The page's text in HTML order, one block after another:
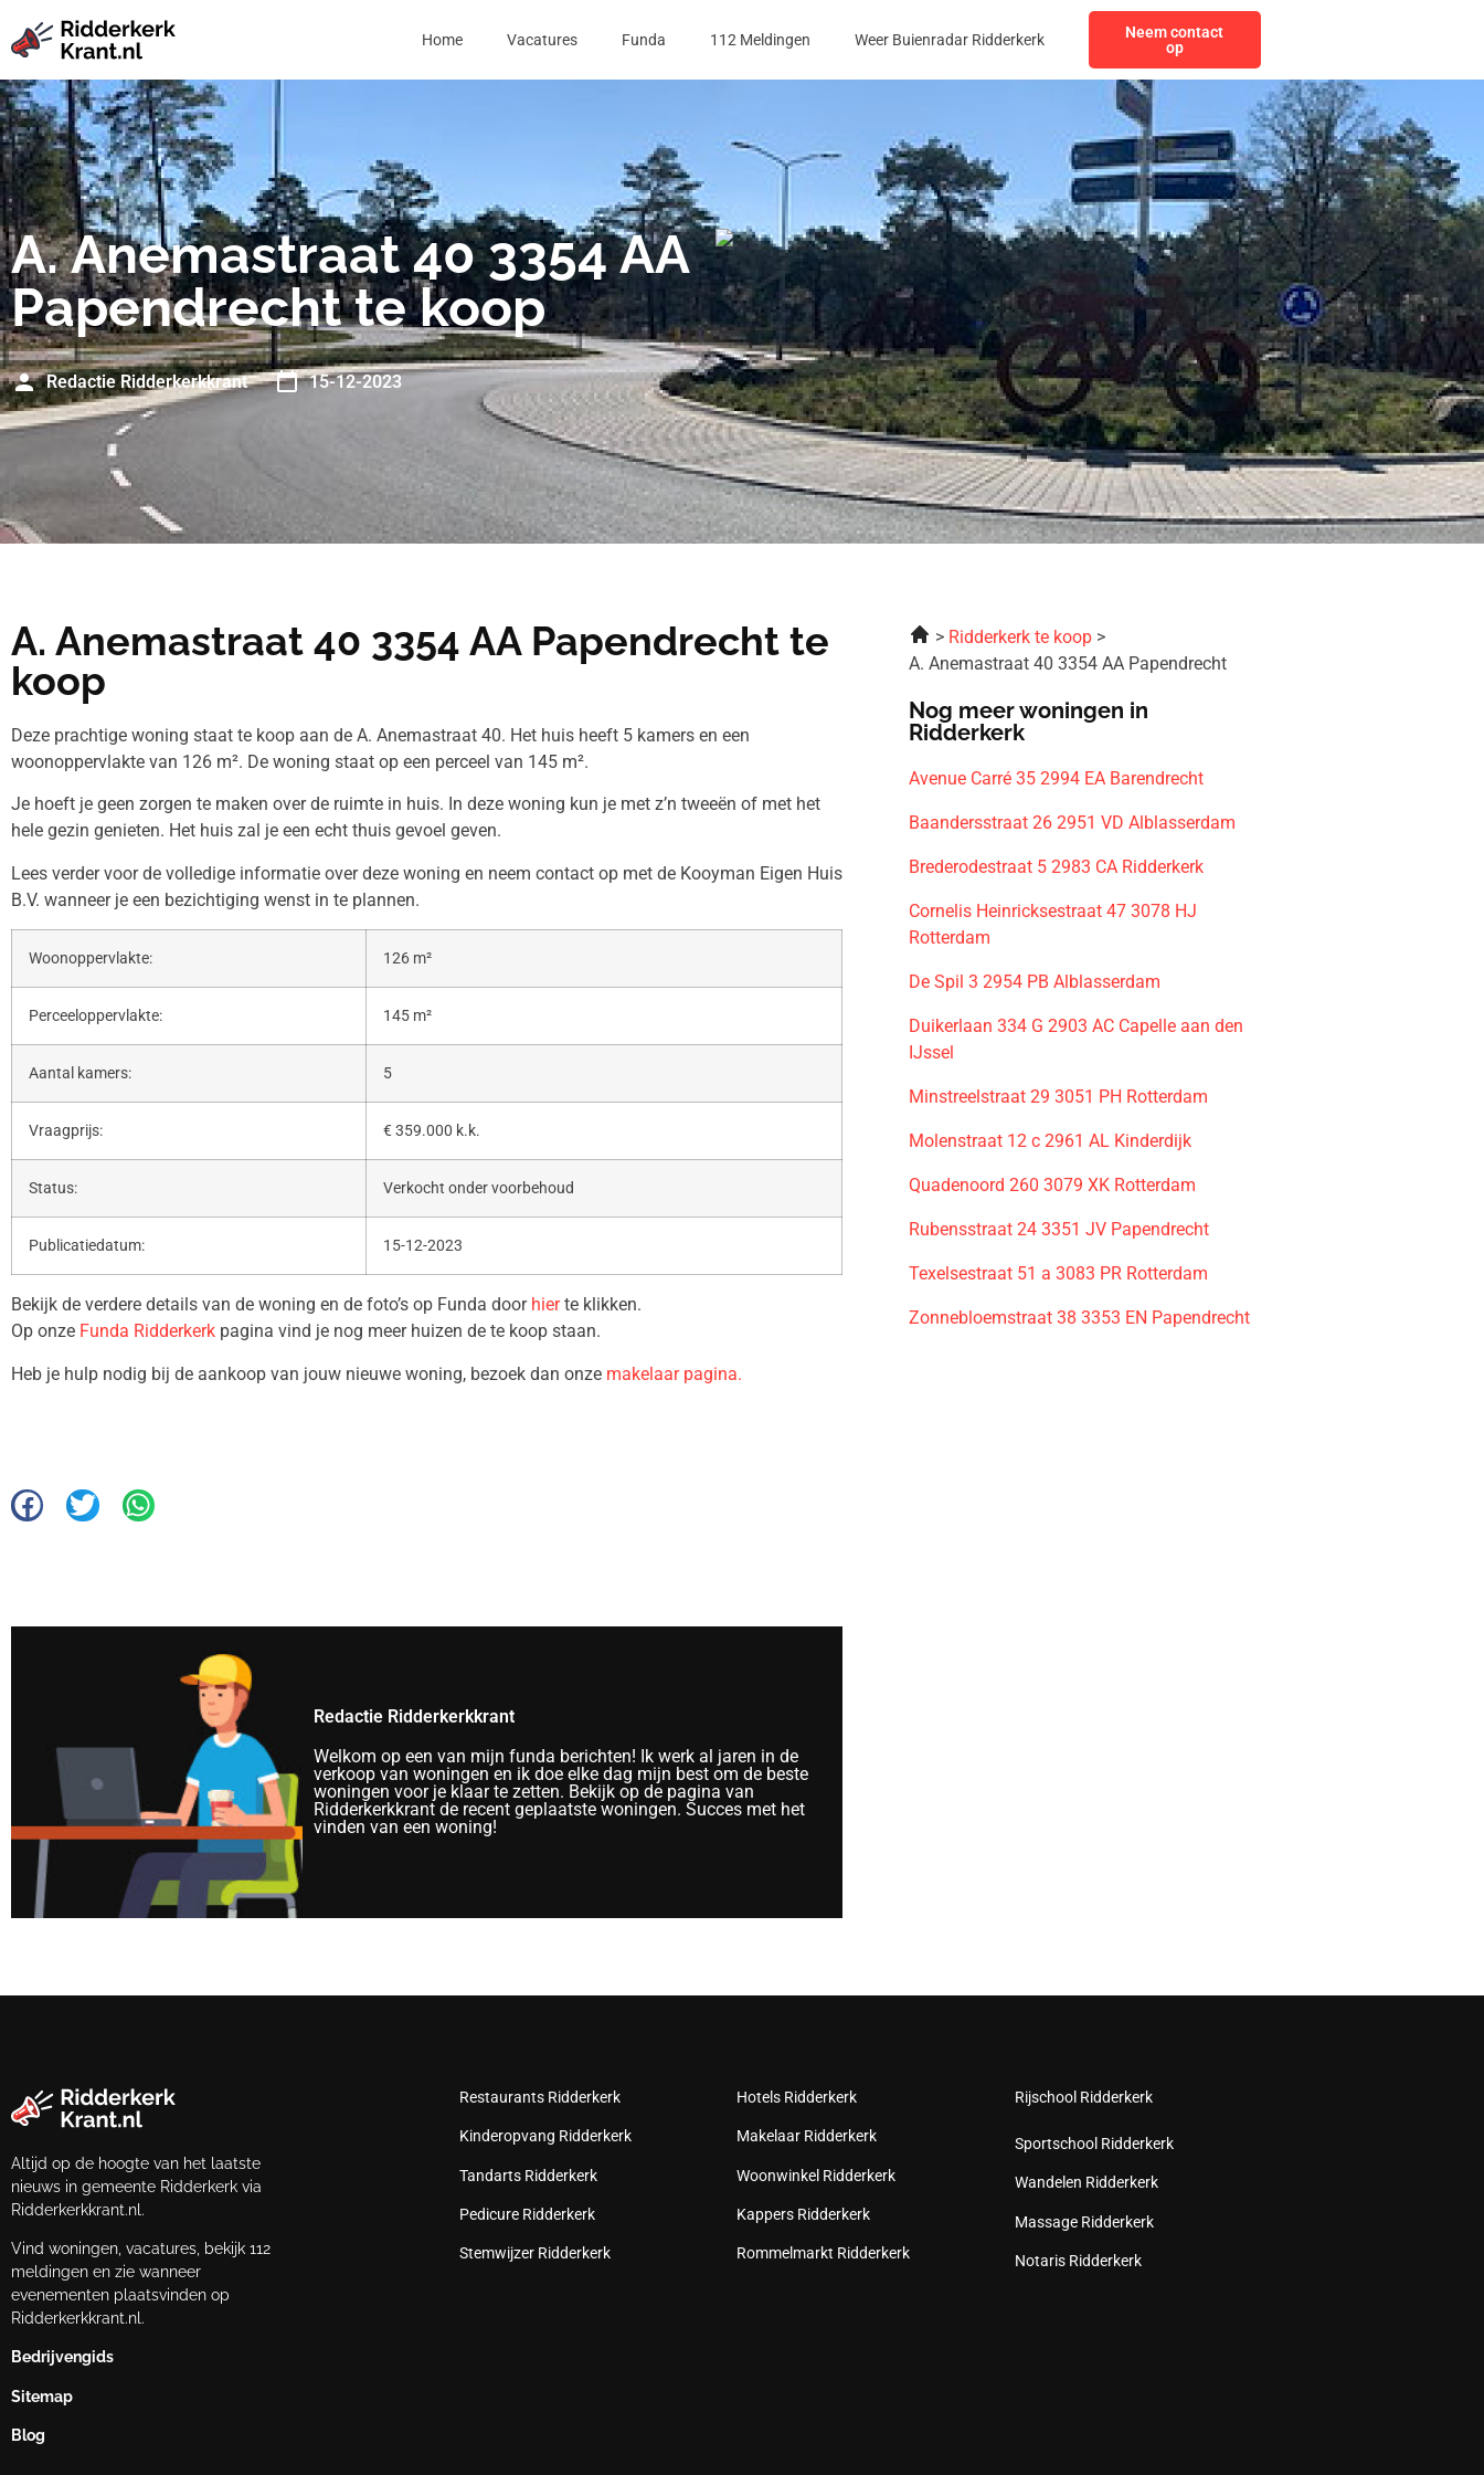
Home Vacatures Funda 112 Meldingen Weer Buienradar Ridderkerk
Neem contact
op
A. Anemastraat 40 3354 AA
Papendrecht te koop
Redactie Ridderkerkkrant 15-12-2023
A. Anemastraat 40 3354 AA Papendrecht te
koop
Deze prachtige woning staat te koop aan de A. Anemastraat 40. Het huis heeft 5 kamers en een
woonoppervlakte van 126 m². De woning staat op een perceel van 145 m².
Je hoeft je geen zorgen te maken over de ruimte in huis. In deze woning kun je met z’n tweeën of met het
hele gezin genieten. Het huis zal je een echt thuis gevoel geven.
Lees verder voor de volledige informatie over deze woning en neem contact op met de Kooyman Eigen Huis
B.V. wanneer je een bezichtiging wenst in te plannen.
Woonoppervlakte: 126 m²
Perceeloppervlakte: 145 m²
Aantal kamers: 5
Vraagprijs: € 359.000 k.k.
Status: Verkocht onder voorbehoud
Publicatiedatum: 15-12-2023
Bekijk de verdere details van de woning en de foto’s op Funda door hierte klikken.
Op onze Funda Ridderkerk pagina vind je nog meer huizen de te koop staan.
Heb je hulp nodig bij de aankoop van jouw nieuwe woning, bezoek dan onze makelaar pagina.
Redactie Ridderkerkkrant
Welkom op een van mijn funda berichten! Ik werk al jaren in de
verkoop van woningen en ik doe elke dag mijn best om de beste
woningen voor je klaar te zetten. Bekijk op de pagina van
Ridderkerkkrant de recent geplaatste woningen. Succes met het
vinden van een woning!
Ridderkerk te koop
A. Anemastraat 40 3354 AA Papendrecht
Nog meer woningen in
Ridderkerk
Avenue Carré 35 2994 EA Barendrecht
Baandersstraat 26 2951 VD Alblasserdam
Brederodestraat 5 2983 CA Ridderkerk
Cornelis Heinricksestraat 47 3078 HJ
Rotterdam
De Spil 3 2954 PB Alblasserdam
Duikerlaan 334 G 2903 AC Capelle aan den
IJssel
Minstreelstraat 29 3051 PH Rotterdam
Molenstraat 12 c 2961 AL Kinderdijk
Quadenoord 260 3079 XK Rotterdam
Rubensstraat 24 3351 JV Papendrecht
Texelsestraat 51 a 3083 PR Rotterdam
Zonnebloemstraat 38 3353 EN Papendrecht
Altijd op de hoogte van het laatste
nieuws in gemeente Ridderkerk via
Ridderkerkkrant.nl.
Vind woningen, vacatures, bekijk 112
meldingen en zie wanneer
evenementen plaatsvinden op
Ridderkerkkrant.nl.
Bedrijvengids
Sitemap
Blog
Restaurants Ridderkerk
Kinderopvang Ridderkerk
Tandarts Ridderkerk
Pedicure Ridderkerk
Stemwijzer Ridderkerk
Hotels Ridderkerk
Makelaar Ridderkerk
Woonwinkel Ridderkerk
Kappers Ridderkerk
Rommelmarkt Ridderkerk
Rijschool Ridderkerk
Sportschool Ridderkerk
Wandelen Ridderkerk
Massage Ridderkerk
Notaris Ridderkerk